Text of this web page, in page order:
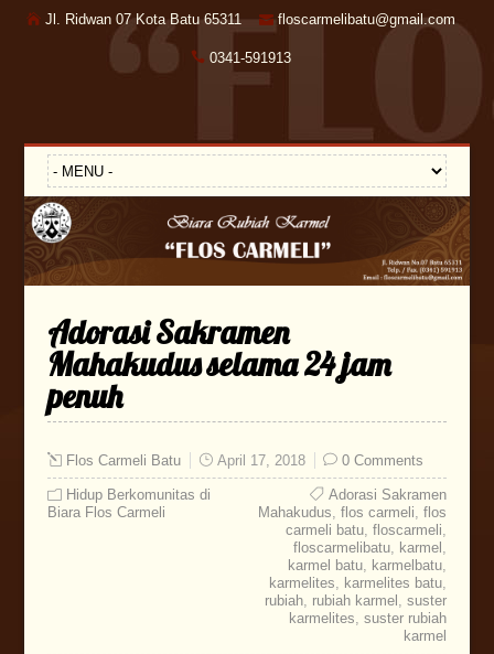
Jl. Ridwan 07 Kota Batu 65311 floscarmelibatu@gmail.com
0341-591913
Adorasi Sakramen
Mahakudus selama 24 jam
penuh
Flos Carmeli Batu April 17, 2018 0 Comments
Hidup Berkomunitas di
Biara Flos Carmeli
Adorasi Sakramen
Mahakudus ,flos carmeli ,flos
carmeli batu ,floscarmeli
floscarmelibatu karmel
karmel batu karmelbatu
karmelites
karmelites batu
rubiah rubiah karmel ,suster
karmelites ,suster rubiah
karmel